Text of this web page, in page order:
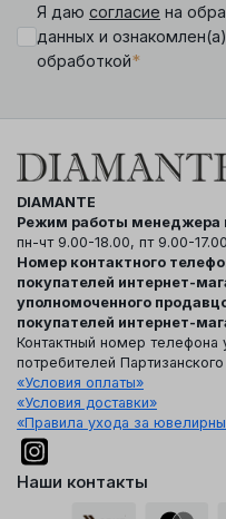
Я даю согласие на
данных и
обработкой*
DIAMANTE
Режим работы менеджера
пн-чт 9.00-18.00, пт 9.00-
Номер контактного
покупателей интернет-
уполномоченного
покупателей интернет-
Контактный номер телефона
потребителей
«Условия оплаты»
«Условия доставки»
«Правила ухода за
Наши контакты